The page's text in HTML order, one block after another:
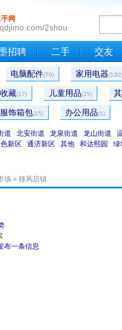
网
2shou
招聘 二手 交友
电脑配件(70) 家用电器(130)
收藏(17) 儿童用品(25)
服饰箱包(15) 办公用品(1)
道 北安街道 龙泉街道 龙山街道
新区 通济新区 其他 和达熙园
绿
场 » 移风店镇
布一条信息